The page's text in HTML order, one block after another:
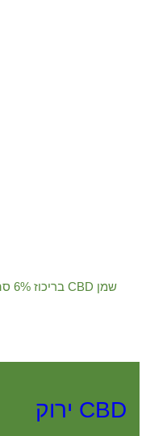
שמן CBD בריכוז 6% סה"כ 600 מ"ג CBD מותג PROVACAN
CBD ירוק